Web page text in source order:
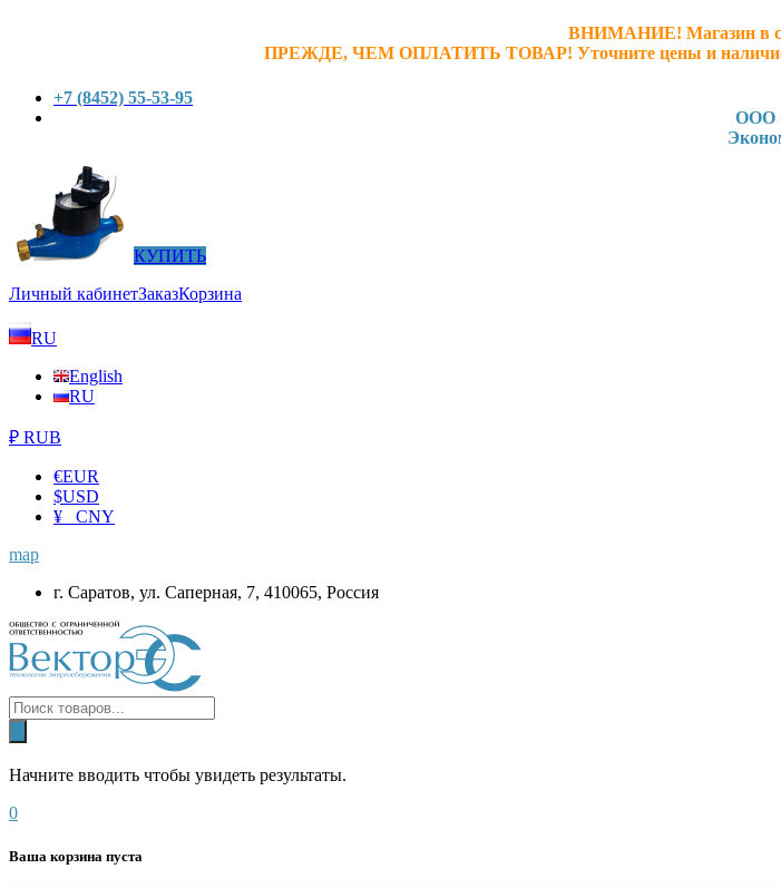
ВНИМАНИЕ! Магазин в
ПРЕЖДЕ, ЧЕМ ОПЛАТИТЬ ТОВАР! Уточните цены и
+7 (8452) 55-53-95
ООО
Экономить с
КУПИТЬ
Личный кабинетЗаказКорзина
RU
English
RU
₽ RUB
€EUR
$USD
¥ CNY
map
г. Саратов, ул. Саперная, 7, 410065, Россия
Начните вводить чтобы увидеть результаты.
0
Ваша корзина пуста